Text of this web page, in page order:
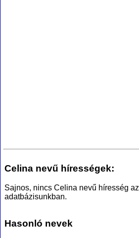
Celina nevű hírességek:
Sajnos, nincs Celina nevű híresség az
adatbázisunkban.
Hasonló nevek